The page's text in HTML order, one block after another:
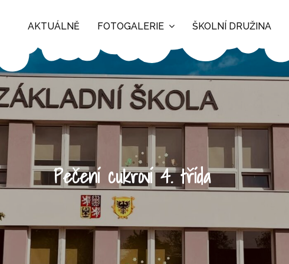
AKTUÁLNĚ FOTOGALERIE ŠKOLNÍ DRUŽINA
Pečení cukroví 4. třída